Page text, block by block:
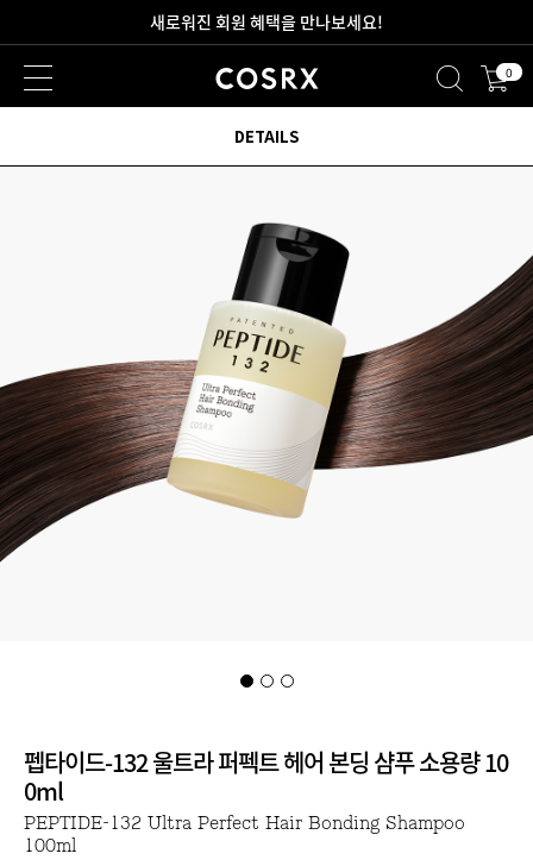
새로워진 회원 혜택을 만나보세요!
0
펩타이드-132 울트라 퍼펙트 헤어 본딩 샴푸 소용량 10
0ml
PEPTIDE-132 Ultra Perfect Hair Bonding Shampoo
100ml
DETAILS